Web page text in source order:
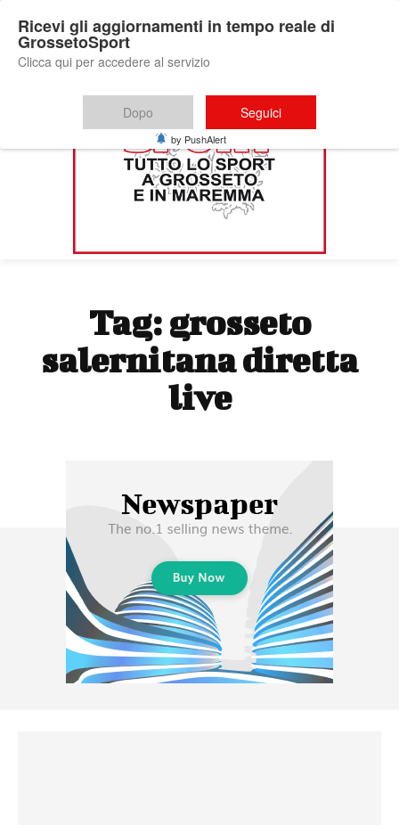
Tag: grosseto
salernitana diretta
live
Ricevi gli aggiornamenti in tempo reale di
GrossetoSport
Clicca qui per accedere al servizio
Dopo Seguici
by PushAlert